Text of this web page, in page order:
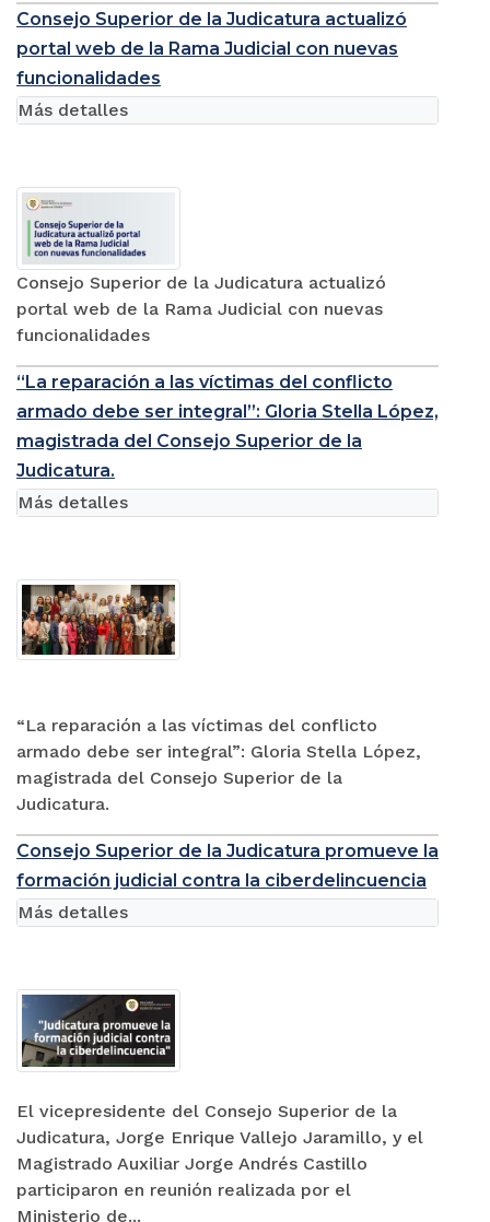
Consejo Superior de la Judicatura actualizó
portal web de la Rama Judicial con nuevas
funcionalidades
Consejo Superior de la Judicatura actualizó
portal web de la Rama Judicial con nuevas
funcionalidades
Más detalles
“La reparación a las víctimas del conflicto
armado debe ser integral”: Gloria Stella López,
magistrada del Consejo Superior de la
Judicatura.
“La reparación a las víctimas del conflicto
armado debe ser integral”: Gloria Stella López,
magistrada del Consejo Superior de la
Judicatura.
Más detalles
Consejo Superior de la Judicatura promueve la
formación judicial contra la ciberdelincuencia
El vicepresidente del Consejo Superior de la
Judicatura, Jorge Enrique Vallejo Jaramillo, y el
Magistrado Auxiliar Jorge Andrés Castillo
participaron en reunión realizada por el
Ministerio de...
Más detalles